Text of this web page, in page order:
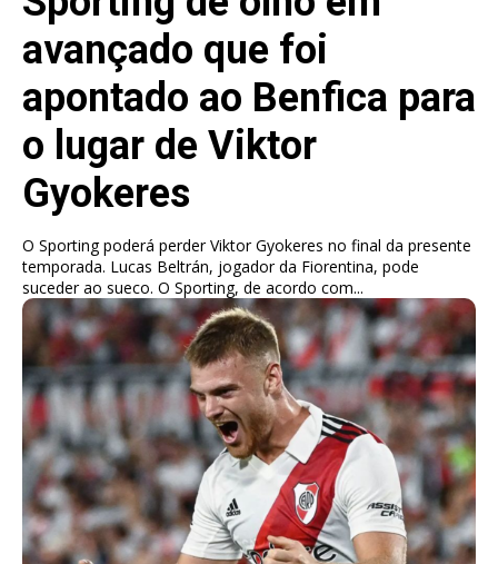
avançado que foi
apontado ao Benfica para
o lugar de Viktor
Gyokeres
O Sporting poderá perder Viktor Gyokeres no final da presente
temporada. Lucas Beltrán, jogador da Fiorentina, pode
suceder ao sueco. O Sporting, de acordo com...